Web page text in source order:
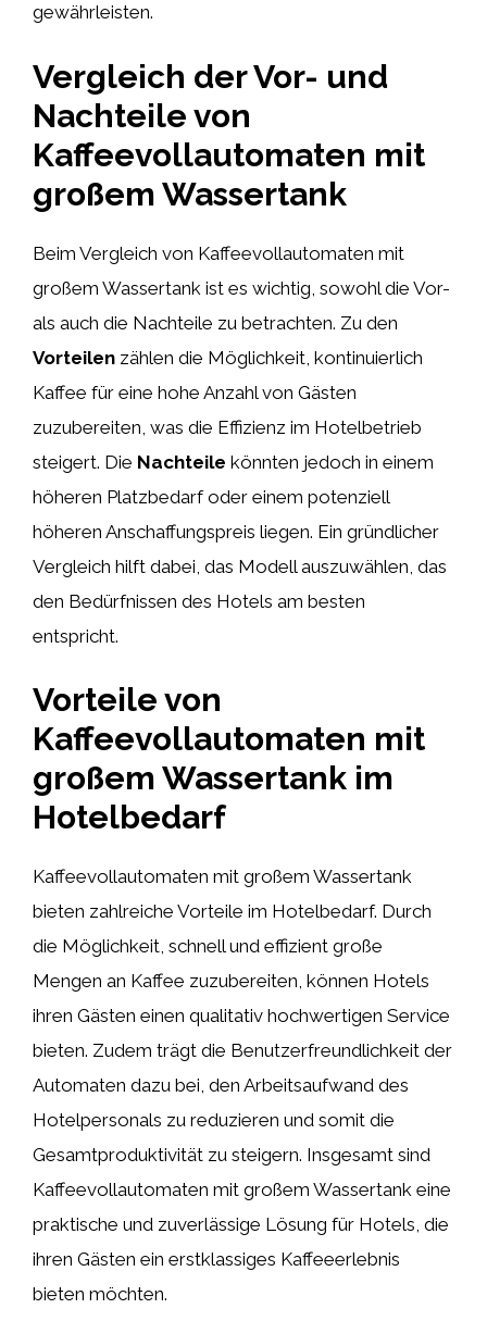
gewährleisten.
Vergleich der Vor- und
Nachteile von
Kaffeevollautomaten mit
großem Wassertank
Beim Vergleich von Kaffeevollautomaten mit
großem Wassertank ist es wichtig, sowohl die Vor-
als auch die Nachteile zu betrachten. Zu den
Vorteilen zählen die Möglichkeit, kontinuierlich
Kaffee für eine hohe Anzahl von Gästen
zuzubereiten, was die Effizienz im Hotelbetrieb
steigert. Die Nachteile könnten jedoch in einem
höheren Platzbedarf oder einem potenziell
höheren Anschaffungspreis liegen. Ein gründlicher
Vergleich hilft dabei, das Modell auszuwählen, das
den Bedürfnissen des Hotels am besten
entspricht.
Vorteile von
Kaffeevollautomaten mit
großem Wassertank im
Hotelbedarf
Kaffeevollautomaten mit großem Wassertank
bieten zahlreiche Vorteile im Hotelbedarf. Durch
die Möglichkeit, schnell und effizient große
Mengen an Kaffee zuzubereiten, können Hotels
ihren Gästen einen qualitativ hochwertigen Service
bieten. Zudem trägt die Benutzerfreundlichkeit der
Automaten dazu bei, den Arbeitsaufwand des
Hotelpersonals zu reduzieren und somit die
Gesamtproduktivität zu steigern. Insgesamt sind
Kaffeevollautomaten mit großem Wassertank eine
praktische und zuverlässige Lösung für Hotels, die
ihren Gästen ein erstklassiges Kaffeeerlebnis
bieten möchten.